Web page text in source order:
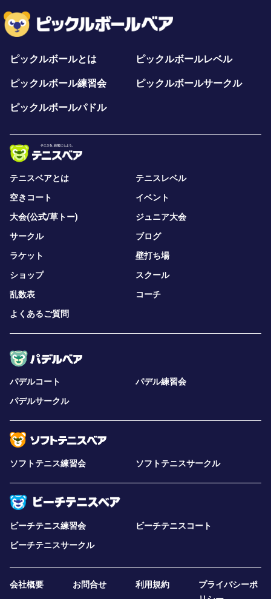
ピックルボールとは ピックルボールレベル
ピックルボール練習会 ピックルボールサークル
ピックルボールパドル
テニスベアとは
テニスレベル
空きコート
イベント
大会(公式/草トー)
ジュニア大会
サークル
ブログ
ラケット
壁打ち場
ショップ
スクール
乱数表
コーチ
よくあるご質問
パデルコート
パデル練習会
パデルサークル
ソフトテニス練習会 ソフトテニスサークル
ビーチテニス練習会
ビーチテニスコート
ビーチテニスサークル
会社概要 お問合せ 利用規約
プライバシーポ